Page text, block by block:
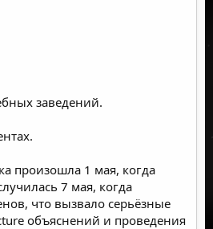
заведений.
произошла 1 мая, когда
7 мая, когда
что вызвало серьёзные
объяснений и проведения